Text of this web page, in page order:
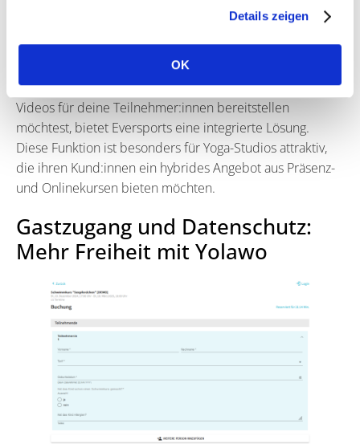
Details zeigen
OK
Eversports hingegen überzeugt vor allem bei
Demand-Videos und digitalen Mediatheken. Wenn du
Videos für deine Teilnehmer:innen bereitstellen
möchtest, bietet Eversports eine integrierte Lösung.
Diese Funktion ist besonders für Yoga-Studios attraktiv,
die ihren Kund:innen ein hybrides Angebot aus Präsenz-
und Onlinekursen bieten möchten.
Gastzugang und Datenschutz:
Mehr Freiheit mit Yolawo